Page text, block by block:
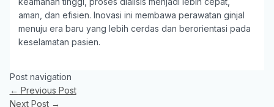
aman, dan efisien. Inovasi ini membawa perawatan ginjal
menuju era baru yang lebih cerdas dan berorientasi pada
keselamatan pasien.
Post navigation
← Previous Post
Next Post →